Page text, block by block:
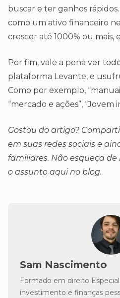
buscar e ter ganhos
como um ativo financeiro
crescer até 1000% ou mais,
Por fim, vale a pena ver
plataforma Levante, e
Como por exemplo,
“mercado e ações”, “Jovem
Gostou do artigo?
em suas redes sociais e
familiares. Não esqueça
o assunto aqui no blog.
Sam Nascimento
Formado em direito
investimento e finanças